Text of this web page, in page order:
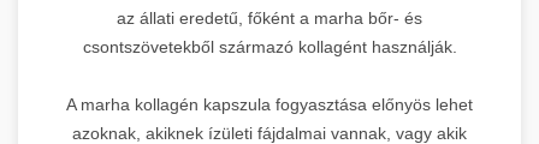
az állati eredetű, főként a marha bőr- és
csontszövetekből származó kollagént használják.
A marha kollagén kapszula fogyasztása előnyös lehet
azoknak, akiknek ízületi fájdalmai vannak, vagy akik